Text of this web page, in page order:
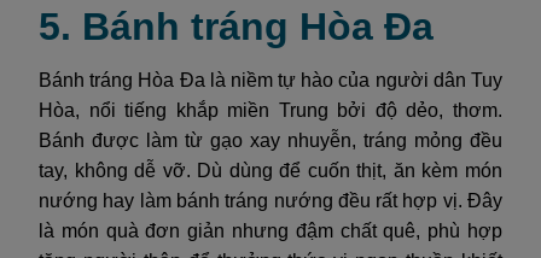
5. Bánh tráng Hòa Đa
Bánh tráng Hòa Đa là niềm tự hào của người dân Tuy
Hòa, nổi tiếng khắp miền Trung bởi độ dẻo, thơm.
Bánh được làm từ gạo xay nhuyễn, tráng mỏng đều
tay, không dễ vỡ. Dù dùng để cuốn thịt, ăn kèm món
nướng hay làm bánh tráng nướng đều rất hợp vị. Đây
là món quà đơn giản nhưng đậm chất quê, phù hợp